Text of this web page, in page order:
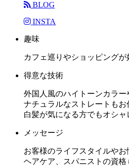
BLOG
INSTA
趣味
カフェ巡りやショッピング
得意な技術
外国人風のハイトーンカラー
ナチュラルなストレートもお
白髪が気になる方でもオシ
メッセージ
お客様のライフスタイルや
ヘアケア、スパニストの資